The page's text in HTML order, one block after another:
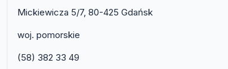
Mickiewicza 5/7, 80-425 Gdańsk
woj. pomorskie
(58) 382 33 49